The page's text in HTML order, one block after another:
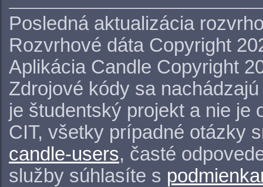
Posledná aktualizácia
Rozvrhové dáta Copyright
Aplikácia Candle Copyright
Zdrojové kódy sa
je študentský projekt a nie je
CIT, všetky prípadné otázky
candle-users, časté
služby súhlasíte s